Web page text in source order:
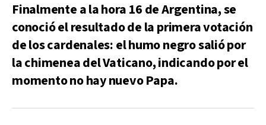
Finalmente a la hora 16 de Argentina, se
conoció el resultado de la primera votación
de los cardenales: el humo negro salió por
la chimenea del Vaticano, indicando por el
momento no hay nuevo Papa.